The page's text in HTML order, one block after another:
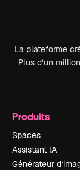
La plateforme
Plus d’un
Produits
Spaces
Assistant IA
Générateur